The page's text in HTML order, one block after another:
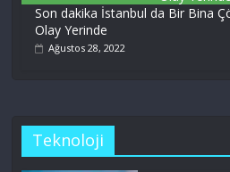
Son dakika İstanbul da Bir Bina
Olay Yerinde
Ağustos 28, 2022
Teknoloji